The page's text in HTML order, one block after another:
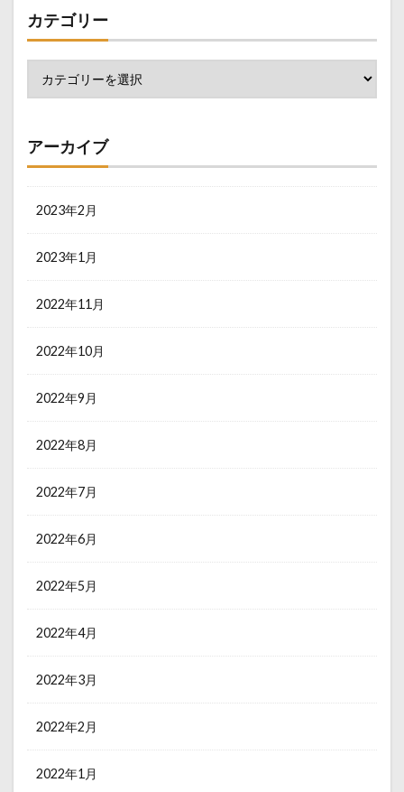
カテゴリー
アーカイブ
2023年2月
2023年1月
2022年11月
2022年10月
2022年9月
2022年8月
2022年7月
2022年6月
2022年5月
2022年4月
2022年3月
2022年2月
2022年1月